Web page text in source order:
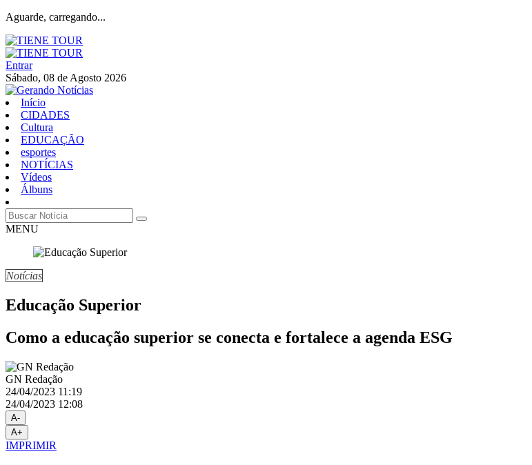
Aguarde, carregando...
Entrar
Sábado, 08 de Agosto 2026
Início
CIDADES
Cultura
EDUCAÇÃO
esportes
NOTÍCIAS
Vídeos
Álbuns
MENU
Notícias
Educação Superior
Como a educação superior se conecta e fortalece a agenda ESG
GN Redação
24/04/2023 11:19
24/04/2023 12:08
A-
A+
IMPRIMIR